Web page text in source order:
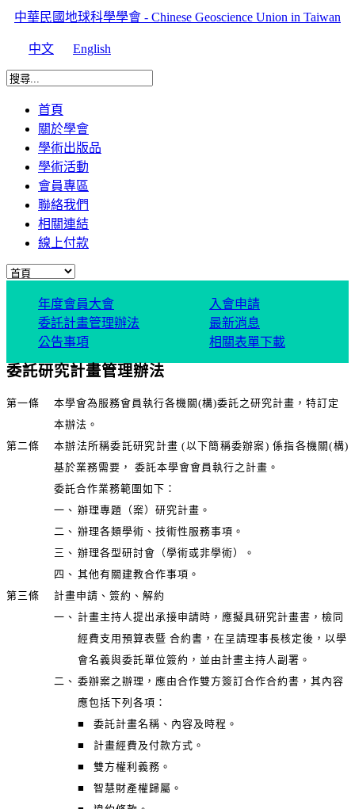
中華民國地球科學學會 - Chinese Geoscience Union in Taiwan
中文 English
首頁
關於學會
學術出版品
學術活動
會員專區
聯絡我們
相關連結
線上付款
年度會員大會
入會申請
委託計畫管理辦法
最新消息
公告事項
相關表單下載
委託研究計畫管理辦法
第一條
本學會為服務會員執行各機關(構)委託之研究計畫，特訂定
本辦法。
第二條
本辦法所稱委託研究計畫 (以下簡稱委辦案) 係指各機關(構)
基於業務需要， 委託本學會會員執行之計畫。
委託合作業務範圍如下：
一、 辦理專題（案）研究計畫。
二、 辦理各類學術、技術性服務事項。
三、 辦理各型研討會（學術或非學術）。
四、 其他有關建教合作事項。
第三條
計畫申請、簽約、解約
一、 計畫主持人提出承接申請時，應擬具研究計畫書，檢同
經費支用預算表暨 合約書，在呈請理事長核定後，以學
會名義與委託單位簽約，並由計畫主持人副署。
二、 委辦案之辦理，應由合作雙方簽訂合作合約書，其內容
應包括下列各項：
■
委託計畫名稱、內容及時程。
■
計畫經費及付款方式。
■
雙方權利義務。
■
智慧財產權歸屬。